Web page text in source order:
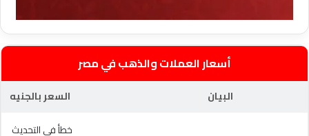
أسعار العملات والذهب في مصر
البيان
السعر بالجنيه
خطأ في التحديث